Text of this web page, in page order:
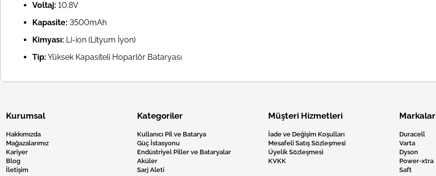
Voltaj: 10.8V
Kapasite: 3500mAh
Kimyası: Li-ion (Lityum İyon)
Tip: Yüksek Kapasiteli Hoparlör Bataryası
Kurumsal
Hakkımızda
Mağazalarımız
Kariyer
Blog
İletişim
Kategoriler
Kullanıcı Pil ve Batarya
Güç İstasyonu
Endüstriyel Piller ve Bataryalar
Aküler
Sarj Aleti
Müşteri Hizmetleri
İade ve Değişim Koşulları
Mesafeli Satış Sözleşmesi
Üyelik Sözleşmesi
KVKK
Markalar
Duracell
Varta
Dyson
Power-xtra
Saft